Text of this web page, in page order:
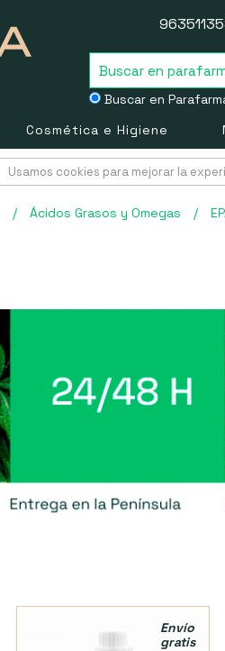
Buscar en
Cosmética e Higiene
Usamos cookies para mejorar la
/ Ácidos Grasos y Omegas /
Envío
gratis